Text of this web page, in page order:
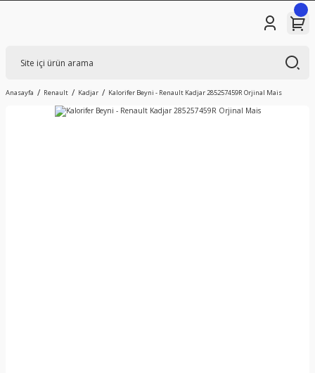
Anasayfa Renault Kadjar Kalorifer Beyni - Renault Kadjar 285257459R Orjinal Mais